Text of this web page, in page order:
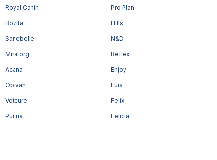
Royal Canin Pro Plan
Bozita Hills
Sanebelle N&D
Miratorg Reflex
Acana Enjoy
Obivan Luis
Vetcure Felix
Purina Felicia